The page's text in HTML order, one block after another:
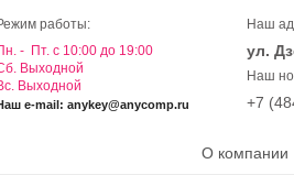
О компании
работы:
- Пт. с 10:00 до 19:00
Выходной
Выходной
e-mail: anykey@anycomp.ru
Наш
ул.
Наш
+7